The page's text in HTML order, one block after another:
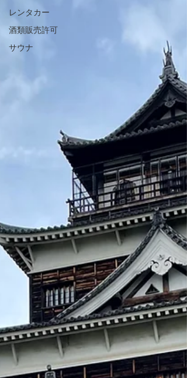
レンタカー
酒類販売許可
サウナ